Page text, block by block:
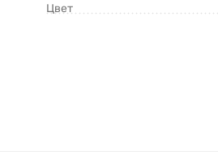
Цвет